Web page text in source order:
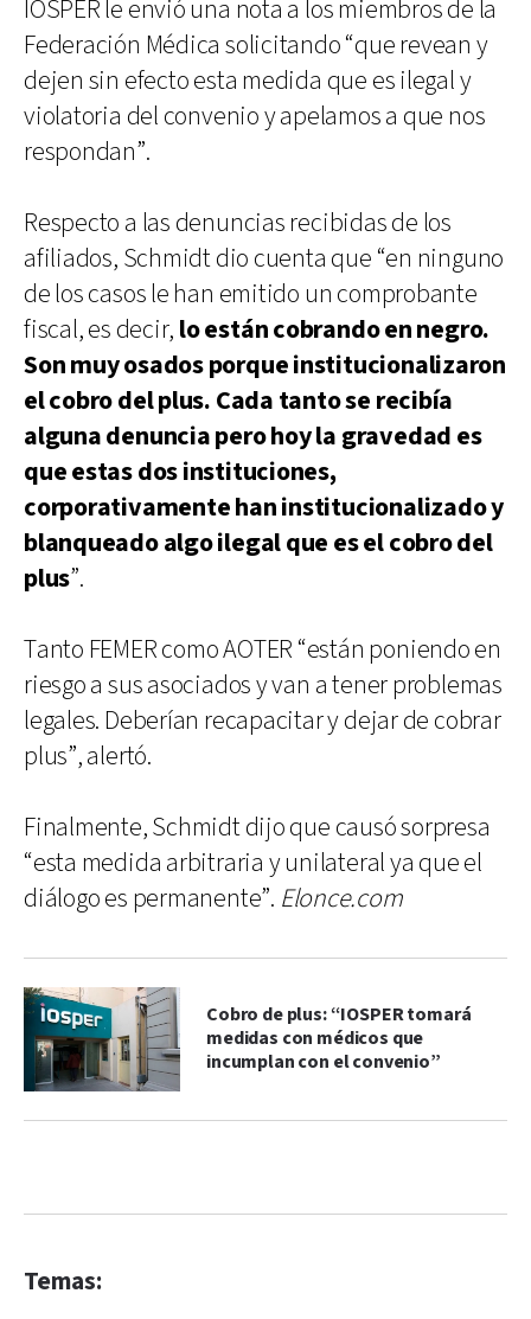
IOSPER le envió una nota a los miembros de la
Federación Médica solicitando “que revean y
dejen sin efecto esta medida que es ilegal y
violatoria del convenio y apelamos a que nos
respondan”.
Respecto a las denuncias recibidas de los
afiliados, Schmidt dio cuenta que “en ninguno
de los casos le han emitido un comprobante
fiscal, es decir, lo están cobrando en negro.
Son muy osados porque institucionalizaron
el cobro del plus. Cada tanto se recibía
alguna denuncia pero hoy la gravedad es
que estas dos instituciones,
corporativamente han institucionalizado y
blanqueado algo ilegal que es el cobro del
plus”.
Tanto FEMER como AOTER “están poniendo en
riesgo a sus asociados y van a tener problemas
legales. Deberían recapacitar y dejar de cobrar
plus”, alertó.
Finalmente, Schmidt dijo que causó sorpresa
“esta medida arbitraria y unilateral ya que el
diálogo es permanente”. Elonce.com
Cobro de plus: “IOSPER tomará
medidas con médicos que
incumplan con el convenio”
Temas: